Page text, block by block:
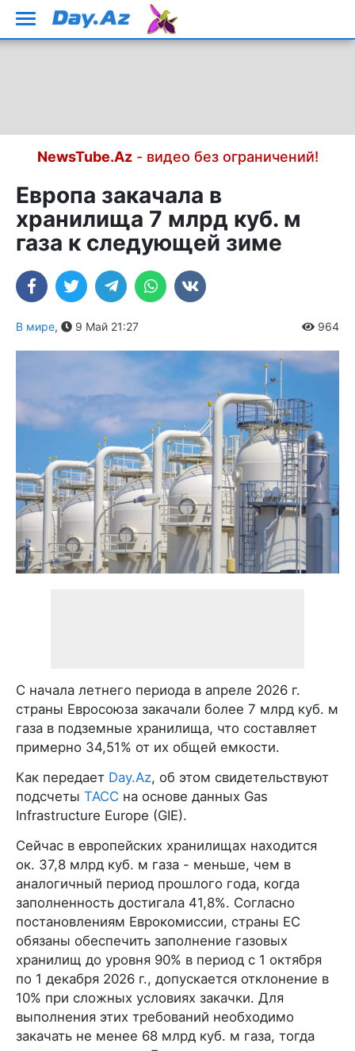
NewsTube.Az- видео без ограничений!
Европа закачала в
хранилища 7 млрд куб. м
газа к следующей зиме
В мире, 9 Май 21:27 964
С начала летнего периода в апреле 2026 г.
страны Евросоюза закачали более 7 млрд куб. м
газа в подземные хранилища, что составляет
примерно 34,51% от их общей емкости.
Как передает Day.Az, об этом свидетельствуют
подсчеты ТАСС на основе данных Gas
Infrastructure Europe (GIE).
Сейчас в европейских хранилищах находится
ок. 37,8 млрд куб. м газа - меньше, чем в
аналогичный период прошлого года, когда
заполненность достигала 41,8%. Согласно
постановлениям Еврокомиссии, страны ЕС
обязаны обеспечить заполнение газовых
хранилищ до уровня 90% в период с 1 октября
по 1 декабря 2026 г., допускается отклонение в
10% при сложных условиях закачки. Для
выполнения этих требований необходимо
закачать не менее 68 млрд куб. м газа, тогда